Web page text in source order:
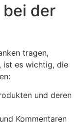
der
tragen,
ist es wichtig, die
und deren
Kommentaren